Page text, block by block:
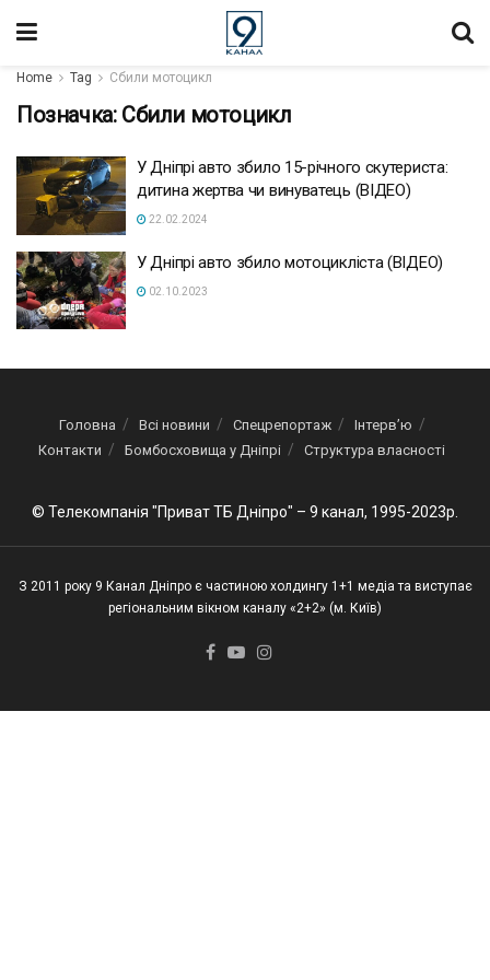
Home Tag Сбили мотоцикл
Позначка: Сбили мотоцикл
У Дніпрі авто збило 15-річного скутериста:
дитина жертва чи винуватець (ВІДЕО)
22.02.2024
У Дніпрі авто збило мотоцикліста (ВІДЕО)
02.10.2023
Головна Всі новини Спецрепортаж
Інтерв’ю
Контакти
Бомбосховища у Дніпрі Структура власності
© Телекомпанія "Приват ТБ Дніпро" – 9 канал, 1995-2023р.
З 2011 року 9 Канал Дніпро є частиною холдингу 1+1 медіа та виступає
регіональним вікном каналу «2+2» (м. Київ)